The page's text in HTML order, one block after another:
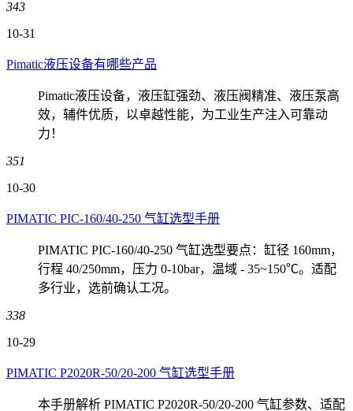
343
10-31
Pimatic液压设备有哪些产品
Pimatic液压设备，液压缸强劲、液压阀精准、液压泵高
效，辅件优质，以卓越性能，为工业生产注入可靠动
力！
351
10-30
PIMATIC PIC-160/40-250 气缸选型手册
PIMATIC PIC-160/40-250 气缸选型要点：缸径 160mm，
行程 40/250mm，压力 0-10bar，温域 - 35~150℃。适配
多行业，选前确认工况。
338
10-29
PIMATIC P2020R-50/20-200 气缸选型手册
本手册解析 PIMATIC P2020R-50/20-200 气缸参数、适配